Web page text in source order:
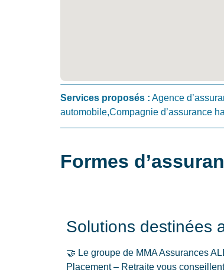
Services proposés : Agence
automobile,Compagnie d’assurance
Formes
Solutions destinées
🤝 Le groupe de MMA Assurances
Placement – Retraite vous